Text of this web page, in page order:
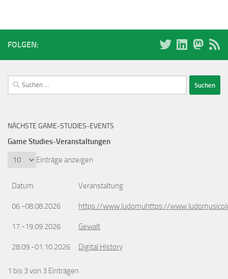
FOLGEN:
Suchen
nach:
NÄCHSTE GAME-STUDIES-EVENTS
Game Studies-Veranstaltungen
Einträge anzeigen
Datum Veranstaltung
06.-08.08.2026 https://www.ludomuhttps://
17.-19.09.2026 Gewalt
28.09.-01.10.2026 Digital History
1 bis 3 von 3 Einträgen